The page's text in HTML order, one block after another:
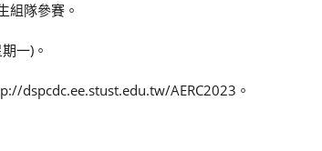
組隊參賽。
一)。
dspcdc.ee.stust.edu.tw/AERC2023。